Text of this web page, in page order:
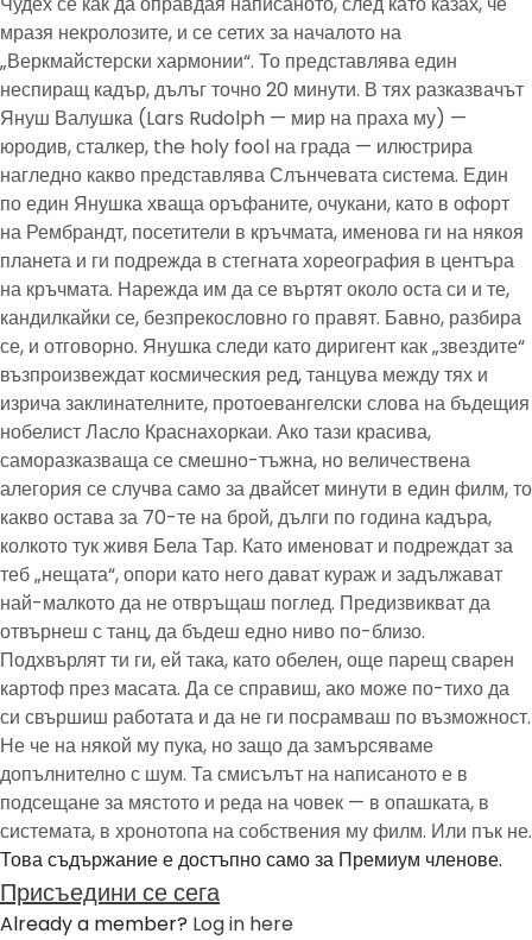
мразя некролозите, и се сетих за началото на
„Веркмайстерски хармонии“. То представлява един
неспиращ кадър, дълъг точно 20 минути. В тях разказвачът
Януш Валушка (Lars Rudolph — мир на праха му) —
юродив, сталкер, the holy fool на града — илюстрира
нагледно какво представлява Слънчевата система. Един
по един Янушка хваща оръфаните, очукани, като в офорт
на Рембрандт, посетители в кръчмата, именова ги на някоя
планета и ги подрежда в стегната хореография в центъра
на кръчмата. Нарежда им да се въртят около оста си и те,
кандилкайки се, безпрекословно го правят. Бавно, разбира
се, и отговорно. Янушка следи като диригент как „звездите“
възпроизвеждат космическия ред, танцува между тях и
изрича заклинателните, протоевангелски слова на бъдещия
нобелист Ласло Краснахоркаи. Ако тази красива,
саморазказваща се смешно-тъжна, но величествена
алегория се случва само за двайсет минути в един филм, то
какво остава за 70-те на брой, дълги по година кадъра,
колкото тук живя Бела Тар. Като именоват и подреждат за
теб „нещата“, опори като него дават кураж и задължават
най-малкото да не отвръщаш поглед. Предизвикват да
отвърнеш с танц, да бъдеш едно ниво по-близо.
Подхвърлят ти ги, ей така, като обелен, още парещ сварен
картоф през масата. Да се справиш, ако може по-тихо да
си свършиш работата и да не ги посрамваш по възможност.
Не че на някой му пука, но защо да замърсяваме
допълнително с шум. Та смисълът на написаното е в
подсещане за мястото и реда на човек — в опашката, в
системата, в хронотопа на собствения му филм. Или пък не.
Това съдържание е достъпно само за Премиум членове.
Присъедини се сега
Already a member? Log in here